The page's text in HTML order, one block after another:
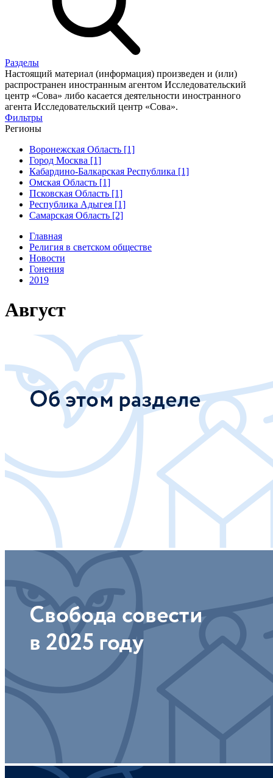
Разделы
Настоящий материал (информация) произведен и (или)
распространен иностранным агентом Исследовательский
центр «Сова» либо касается деятельности иностранного
агента Исследовательский центр «Сова».
Фильтры
Регионы
Воронежская Область [1]
Город Москва [1]
Кабардино-Балкарская Республика [1]
Омская Область [1]
Псковская Область [1]
Республика Адыгея [1]
Самарская Область [2]
Главная
Религия в светском обществе
Новости
Гонения
2019
Август